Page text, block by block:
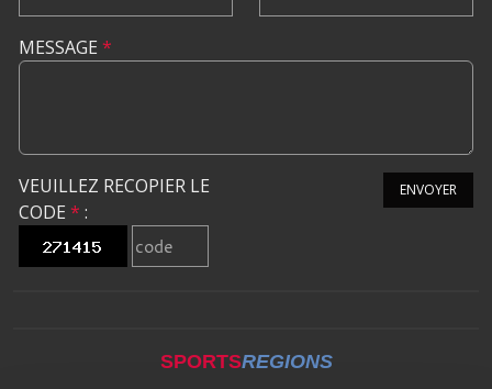
MESSAGE *
VEUILLEZ RECOPIER LE
CODE * :
ENVOYER
SPORTSREGIONS